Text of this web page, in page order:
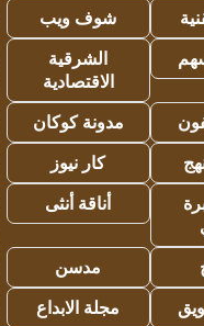
شوف ويب
الشرقية
الاقتصادية
مدونة كوكان
كار نيوز
أناقة أنثى
مدسن
مجلة الابداع